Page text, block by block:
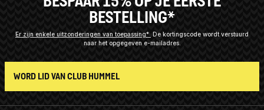
BESTELLING*
Er zijn enkele uitzonderingen van toepassing* De kortingscode wordt verstuurd
naar het opgegeven e-mailadres.
WORD LID VAN CLUB HUMMEL